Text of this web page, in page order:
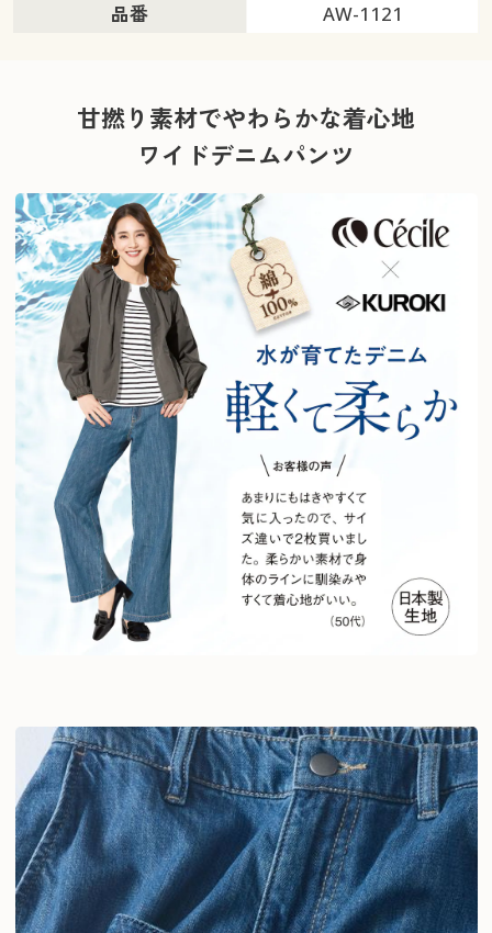
品番 AW-1121
甘撚り素材でやわらかな着心地
ワイドデニムパンツ